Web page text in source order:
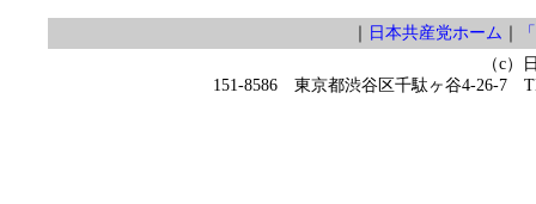
｜ 日本共産党ホーム ｜
（c）
151-8586 東京都渋谷区千駄ヶ谷4-26-7